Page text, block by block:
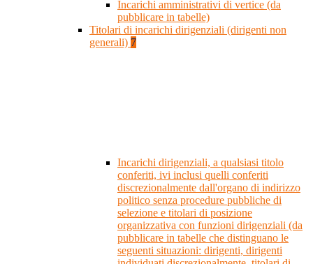
Incarichi amministrativi di vertice (da
pubblicare in tabelle)
Titolari di incarichi dirigenziali (dirigenti non
generali) 7
Incarichi dirigenziali, a qualsiasi titolo
conferiti, ivi inclusi quelli conferiti
discrezionalmente dall'organo di indirizzo
politico senza procedure pubbliche di
selezione e titolari di posizione
organizzativa con funzioni dirigenziali (da
pubblicare in tabelle che distinguano le
seguenti situazioni: dirigenti, dirigenti